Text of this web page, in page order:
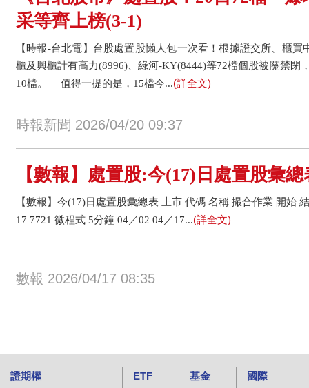
采等齊上榜(3-1)
【時報-台北電】台股處置股懶人包一次看！根據證交所、櫃
櫃及興櫃計有高力(8996)、綠河-KY(8444)等72檔個股被關禁閉
10檔。 值得一提的是，15檔今...(詳全文)
時報新聞 2026/04/20 09:37
【數報】處置股:今(17)日處置股彙總
【數報】今(17)日處置股彙總表 上市 代碼 名稱 撮合作業 開始
17 7721 微程式 5分鐘 04／02 04／17...(詳全文)
數報 2026/04/17 08:35
證期權 ETF 基金 國際